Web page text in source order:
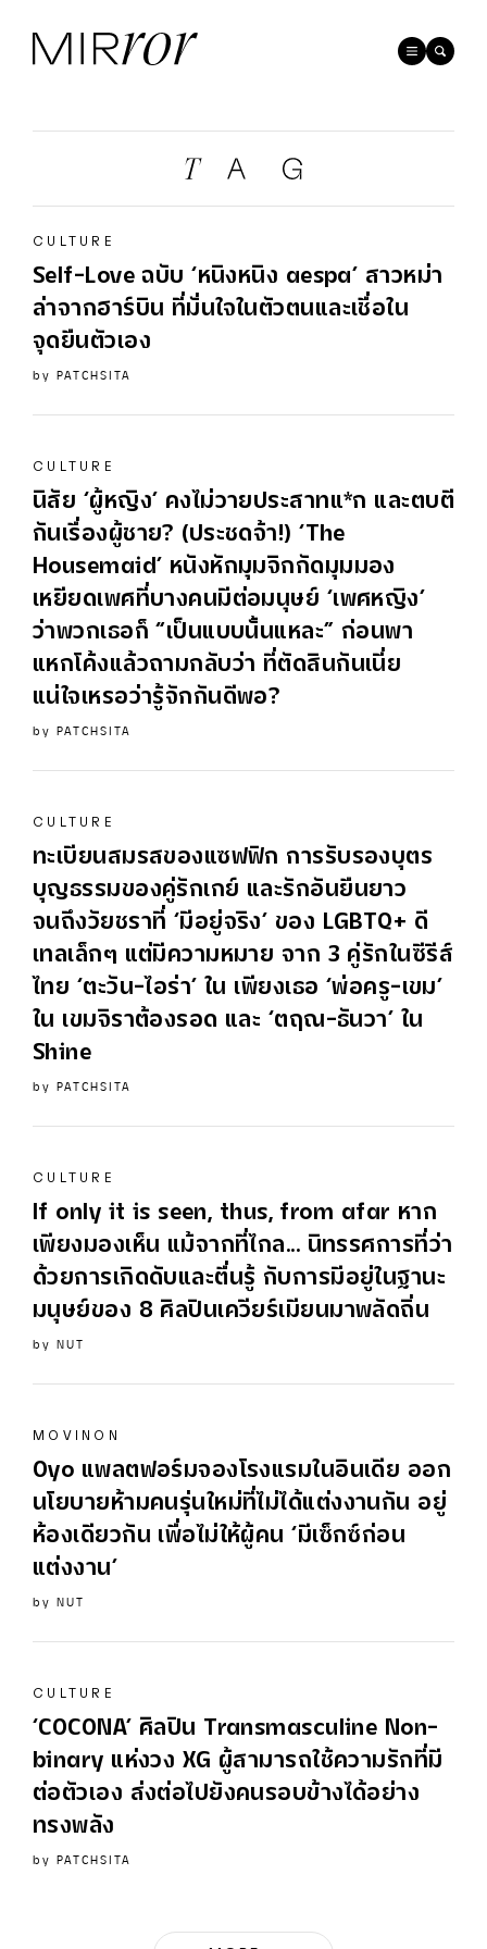
CULTURE
Self-Love ฉบับ ‘หนิงหนิง aespa’ สาวหม่า
ล่าจากฮาร์บิน ที่มั่นใจในตัวตนและเชื่อใน
จุดยืนตัวเอง
by PATCHSITA
CULTURE
นิสัย ‘ผู้หญิง’ คงไม่วายประสาทแ*ก และตบตี
กันเรื่องผู้ชาย? (ประชดจ้า!) ‘The
Housemaid’ หนังหักมุมจิกกัดมุมมอง
เหยียดเพศที่บางคนมีต่อมนุษย์ ‘เพศหญิง’
ว่าพวกเธอก็ “เป็นแบบนั้นแหละ” ก่อนพา
แหกโค้งแล้วถามกลับว่า ที่ตัดสินกันเนี่ย
แน่ใจเหรอว่ารู้จักกันดีพอ?
by PATCHSITA
CULTURE
ทะเบียนสมรสของแซฟฟิก การรับรองบุตร
บุญธรรมของคู่รักเกย์ และรักอันยืนยาว
จนถึงวัยชราที่ ‘มีอยู่จริง’ ของ LGBTQ+ ดี
เทลเล็กๆ แต่มีความหมาย จาก 3 คู่รักในซีรีส์
ไทย ‘ตะวัน-ไอร่า’ ใน เพียงเธอ ‘พ่อครู-เขม’
ใน เขมจิราต้องรอด และ ‘ตฤณ-ธันวา’ ใน
Shine
by PATCHSITA
CULTURE
If only it is seen, thus, from afar หาก
เพียงมองเห็น แม้จากที่ไกล... นิทรรศการที่ว่า
ด้วยการเกิดดับและตื่นรู้ กับการมีอยู่ในฐานะ
มนุษย์ของ 8 ศิลปินเควียร์เมียนมาพลัดถิ่น
by NUT
MOVINON
Oyo แพลตฟอร์มจองโรงแรมในอินเดีย ออก
นโยบายห้ามคนรุ่นใหม่ที่ไม่ได้แต่งงานกัน อยู่
ห้องเดียวกัน เพื่อไม่ให้ผู้คน ‘มีเซ็กซ์ก่อน
แต่งงาน’
by NUT
CULTURE
‘COCONA’ ศิลปิน Transmasculine Non-
binary แห่งวง XG ผู้สามารถใช้ความรักที่มี
ต่อตัวเอง ส่งต่อไปยังคนรอบข้างได้อย่าง
ทรงพลัง
by PATCHSITA